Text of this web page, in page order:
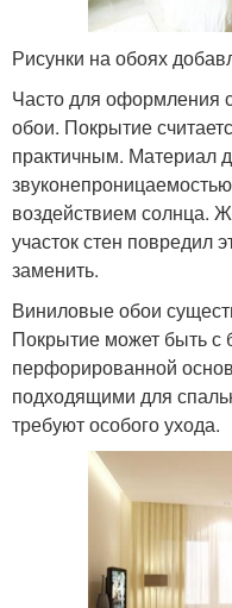
Рисунки на обоях
Часто для оформления
обои. Покрытие
практичным. Материал
воздействием солнца.
участок стен повредил
заменить.
Виниловые обои
Покрытие может быть с
перфорированной
подходящими для
требуют особого ухода.